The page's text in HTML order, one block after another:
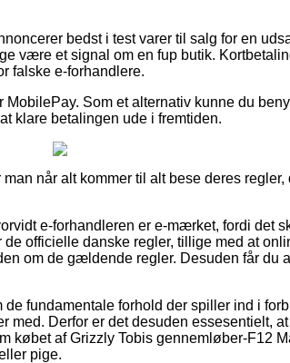
bedst i test varer til salg for en
være et signal om en fup butik.
falske e-forhandlere.
Som et alternativ kunne du
klare betalingen ude i fremtiden.
når alt kommer til alt bese deres regler,
e-forhandleren er e-mærket, fordi det
officielle danske regler, tillige med at
om de gældende regler. Desuden får du
fundamentale forhold der spiller ind i
med. Derfor er det desuden essesentielt,
købet af Grizzly Tobis gennemløber-F12
pige.